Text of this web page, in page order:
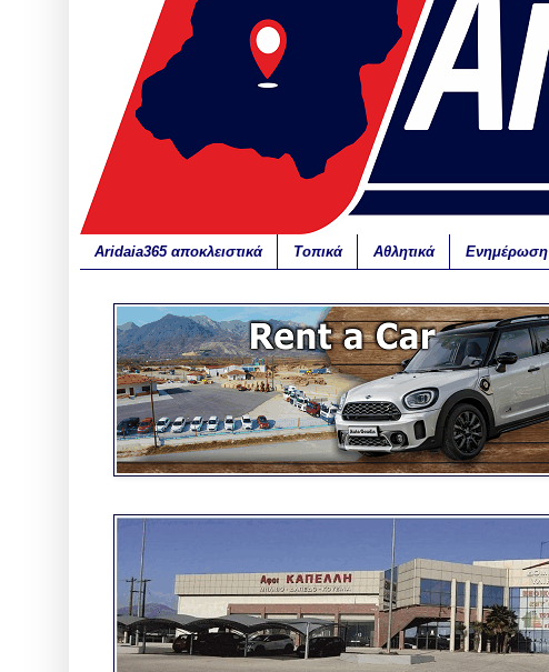
Aridaia365 αποκλειστικά Τοπικά Αθλητικά Ενημέρωση